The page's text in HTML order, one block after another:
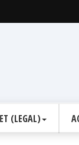
(LEGAL)